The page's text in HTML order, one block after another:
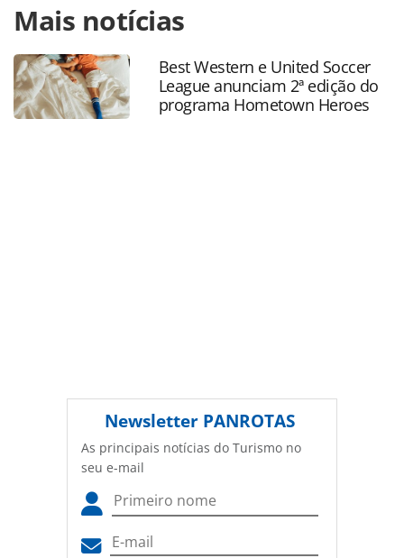
https://www.panrotas.com.br/noticia-
turismo/aviacao/2017/02/jet-smart-sera-nova-companhia-
de-baixo-custo-do-chile_144051.html ou as ferramentas
oferecidas na página. Todo o conteúdo produzido pela
PANROTAS Editora é protegido pela legislação brasileira
sobre direito autoral. Não reproduza o conteúdo sem
Mais notícias
Best Western e United Soccer
League anunciam 2ª edição do
programa Hometown Heroes
Newsletter PANROTAS
As principais notícias do Turismo no
seu e-mail